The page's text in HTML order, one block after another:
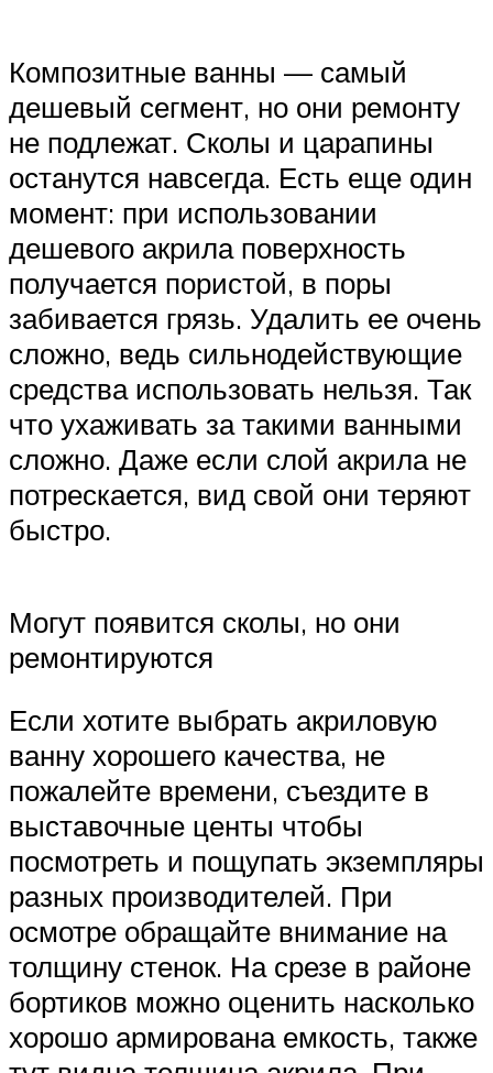
Композитные ванны — самый
дешевый сегмент, но они ремонту
не подлежат. Сколы и царапины
останутся навсегда. Есть еще один
момент: при использовании
дешевого акрила поверхность
получается пористой, в поры
забивается грязь. Удалить ее очень
сложно, ведь сильнодействующие
средства использовать нельзя. Так
что ухаживать за такими ванными
сложно. Даже если слой акрила не
потрескается, вид свой они теряют
быстро.
Могут появится сколы, но они
ремонтируются
Если хотите выбрать акриловую
ванну хорошего качества, не
пожалейте времени, съездите в
выставочные центы чтобы
посмотреть и пощупать экземпляры
разных производителей. При
осмотре обращайте внимание на
толщину стенок. На срезе в районе
бортиков можно оценить насколько
хорошо армирована емкость, также